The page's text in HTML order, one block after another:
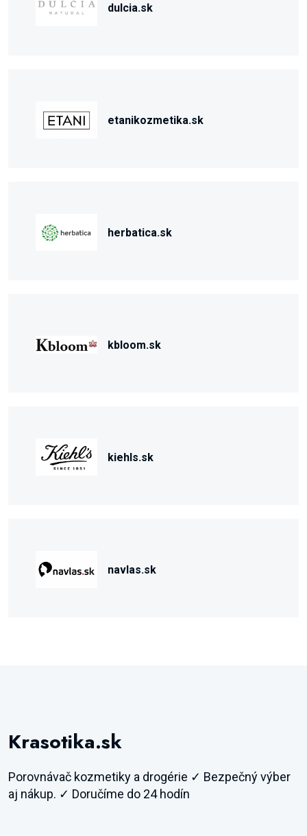
dulcia.sk
etanikozmetika.sk
herbatica.sk
kbloom.sk
kiehls.sk
navlas.sk
Krasotika.sk
Porovnávač kozmetiky a drogérie ✓ Bezpečný výber
aj nákup. ✓ Doručíme do 24 hodín